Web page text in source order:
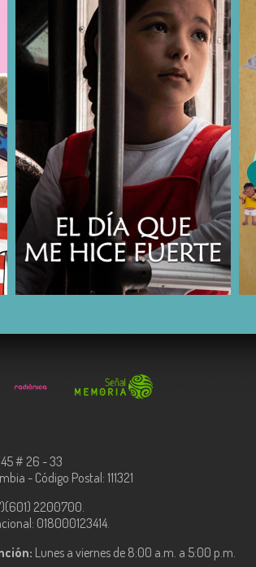
COMPARTIR
45 # 26 - 33
- Código Postal: 111321
2200700.
018000123414.
Lunes a viernes de 8:00 a.m. a 5:00 p.m.